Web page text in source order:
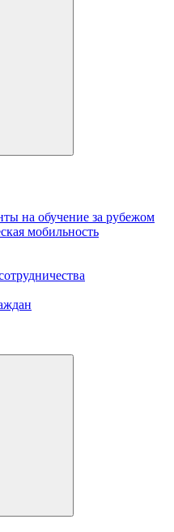
на обучение за рубежом
мобильность